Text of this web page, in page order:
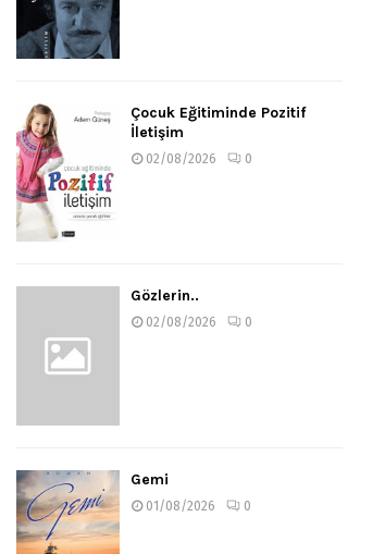
Çocuk Eğitiminde Pozitif
İletişim
02/08/2026 0
Gözlerin..
02/08/2026 0
Gemi
01/08/2026 0